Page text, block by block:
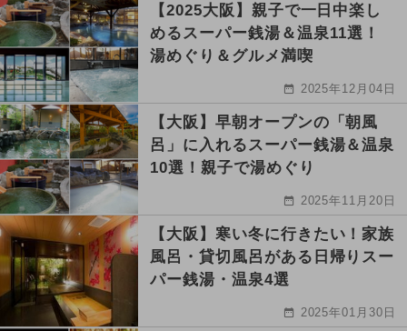
【2025大阪】親子で一日中楽し
めるスーパー銭湯＆温泉11選！
湯めぐり＆グルメ満喫
2025年12月04日
【大阪】早朝オープンの「朝風
呂」に入れるスーパー銭湯＆温泉
10選！親子で湯めぐり
2025年11月20日
【大阪】寒い冬に行きたい！家族
風呂・貸切風呂がある日帰りスー
パー銭湯・温泉4選
2025年01月30日